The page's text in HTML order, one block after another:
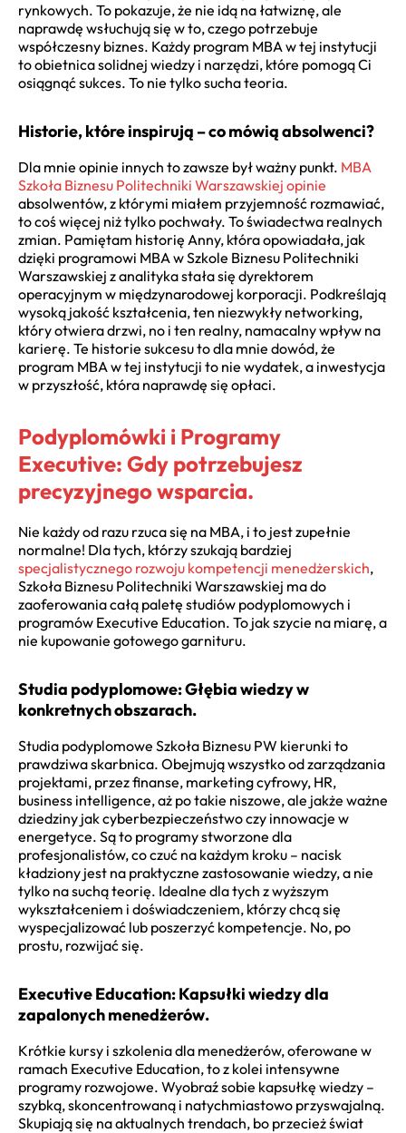
rynkowych. To pokazuje, że nie idą na łatwiznę, ale
naprawdę wsłuchują się w to, czego potrzebuje
współczesny biznes. Każdy program MBA w tej instytucji
to obietnica solidnej wiedzy i narzędzi, które pomogą Ci
osiągnąć sukces. To nie tylko sucha teoria.
Historie, które inspirują – co mówią absolwenci?
Dla mnie opinie innych to zawsze był ważny punkt. MBA
Szkoła Biznesu Politechniki Warszawskiej opinie
absolwentów, z którymi miałem przyjemność rozmawiać,
to coś więcej niż tylko pochwały. To świadectwa realnych
zmian. Pamiętam historię Anny, która opowiadała, jak
dzięki programowi MBA w Szkole Biznesu Politechniki
Warszawskiej z analityka stała się dyrektorem
operacyjnym w międzynarodowej korporacji. Podkreślają
wysoką jakość kształcenia, ten niezwykły networking,
który otwiera drzwi, no i ten realny, namacalny wpływ na
karierę. Te historie sukcesu to dla mnie dowód, że
program MBA w tej instytucji to nie wydatek, a inwestycja
w przyszłość, która naprawdę się opłaci.
Podyplomówki i Programy
Executive: Gdy potrzebujesz
precyzyjnego wsparcia.
Nie każdy od razu rzuca się na MBA, i to jest zupełnie
normalne! Dla tych, którzy szukają bardziej
specjalistycznego rozwoju kompetencji menedżerskich,
Szkoła Biznesu Politechniki Warszawskiej ma do
zaoferowania całą paletę studiów podyplomowych i
programów Executive Education. To jak szycie na miarę, a
nie kupowanie gotowego garnituru.
Studia podyplomowe: Głębia wiedzy w
konkretnych obszarach.
Studia podyplomowe Szkoła Biznesu PW kierunki to
prawdziwa skarbnica. Obejmują wszystko od zarządzania
projektami, przez finanse, marketing cyfrowy, HR,
business intelligence, aż po takie niszowe, ale jakże ważne
dziedziny jak cyberbezpieczeństwo czy innowacje w
energetyce. Są to programy stworzone dla
profesjonalistów, co czuć na każdym kroku – nacisk
kładziony jest na praktyczne zastosowanie wiedzy, a nie
tylko na suchą teorię. Idealne dla tych z wyższym
wykształceniem i doświadczeniem, którzy chcą się
wyspecjalizować lub poszerzyć kompetencje. No, po
prostu, rozwijać się.
Executive Education: Kapsułki wiedzy dla
zapalonych menedżerów.
Krótkie kursy i szkolenia dla menedżerów, oferowane w
ramach Executive Education, to z kolei intensywne
programy rozwojowe. Wyobraź sobie kapsułkę wiedzy –
szybką, skoncentrowaną i natychmiastowo przyswajalną.
Skupiają się na aktualnych trendach, bo przecież świat